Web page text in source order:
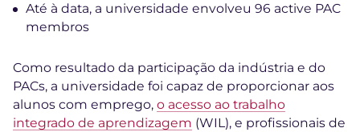
Até à data, a universidade envolveu 96 active PAC
membros
Como resultado da participação da indústria e do
PACs, a universidade foi capaz de proporcionar aos
alunos com emprego, o acesso ao trabalho
integrado de aprendizagem (WIL), e profissionais de